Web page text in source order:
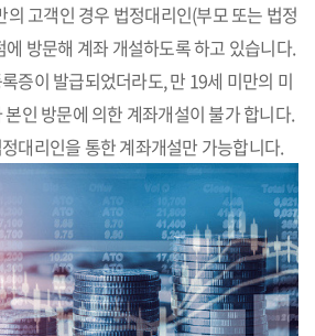
고객인 경우 법정대리인(부모 또는 법정
방문해 계좌 개설하도록 하고 있습니다.
증이 발급되었더라도, 만 19세 미만의 미
인 방문에 의한 계좌개설이 불가 합니다.
대리인을 통한 계좌개설만 가능합니다.